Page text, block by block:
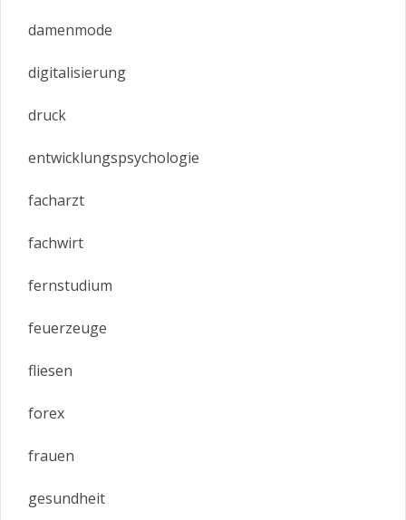
damenmode
digitalisierung
druck
entwicklungspsychologie
facharzt
fachwirt
fernstudium
feuerzeuge
fliesen
forex
frauen
gesundheit